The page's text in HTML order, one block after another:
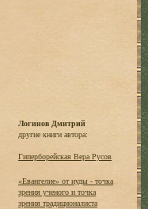
Логинов Дмитрий
другие книги автора:
Гиперборейская Вера Русов
«Евангелие» от иуды - точка
зрения ученого и точка
зрения традиционалиста